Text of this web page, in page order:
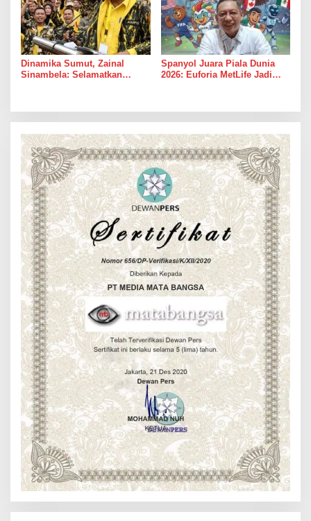
Dinamika Sumut, Zainal
Sinambela: Selamatkan
Spanyol Juara Piala Dunia
2026: Euforia MetLife Jadi